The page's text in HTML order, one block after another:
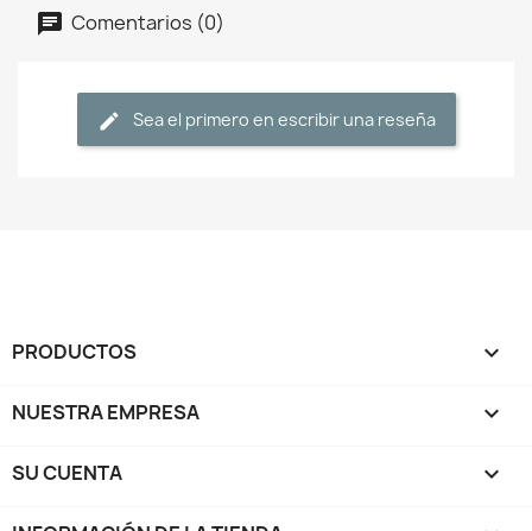
Comentarios (0)
Sea el primero en escribir una reseña
PRODUCTOS 
NUESTRA EMPRESA 
SU CUENTA 